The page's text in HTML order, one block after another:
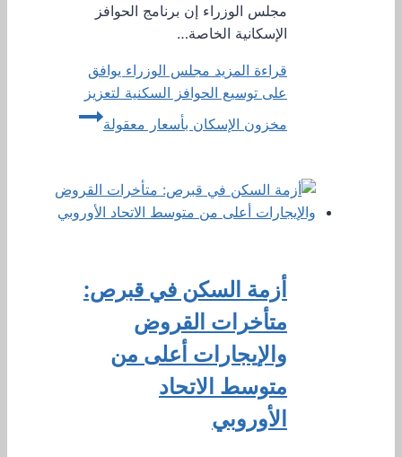
مجلس الوزراء إن برنامج الحوافز
الإسكانية الخاصة…
قراءة المزيد مجلس الوزراء يوافق
على توسيع الحوافز السكنية لتعزيز
مخزون الإسكان بأسعار معقولة
أزمة السكن في قبرص:
متأخرات القروض
والإيجارات أعلى من
متوسط ​​الاتحاد
الأوروبي